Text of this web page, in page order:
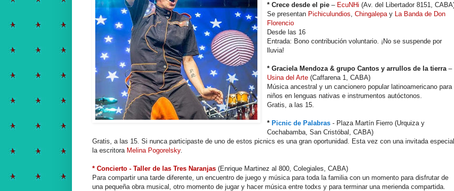
* Crece desde el pie – EcuNHi (Av. del Libertador 8151,
Se presentan Pichiculundios ,Chingalepa y
La Banda de Don
Florencio
Desde las 16
Entrada: Bono contribución voluntario. ¡No se suspende por
lluvia!
* Graciela Mendoza & grupo Cantos y arrullos de la tierra –
Usina del Arte (Caffarena 1, CABA)
Música ancestral y un cancionero popular latinoamericano para
niños en lenguas nativas e instrumentos autóctonos.
Gratis, a las 15.
* Picnic de Palabras - Plaza Martín Fierro (Urquiza y
Cochabamba, San Cristóbal, CABA)
Gratis, a las 15. Si nunca participaste de uno de estos picnics es una gran oportunidad. Esta vez con una invitada
la escritora Melina Pogorelsky.
* Concierto - Taller de las Tres Naranjas (Enrique Martinez al 800, Colegiales, CABA)
Para compartir una tarde diferente, un encuentro de juego y música para toda la familia con un momento para disfrutar de
una pequeña obra musical, otro momento de jugar y hacer música entre todxs y para terminar una merienda compartida.